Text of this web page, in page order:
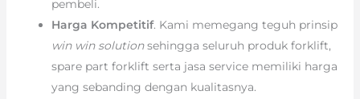
pembeli.
Harga Kompetitif. Kami memegang teguh prinsip
win win solutionsehingga seluruh produk forklift,
spare part forklift serta jasa service memiliki harga
yang sebanding dengan kualitasnya.